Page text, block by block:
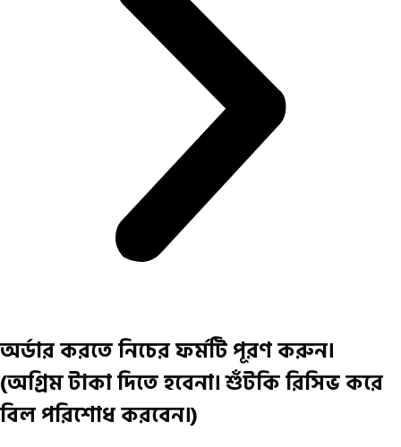
অর্ডার করতে নিচের ফর্মটি পূরণ করুন।
(অগ্রিম টাকা দিতে হবেনা। শুঁটকি রিসিভ করে
বিল পরিশোধ করবেন।)